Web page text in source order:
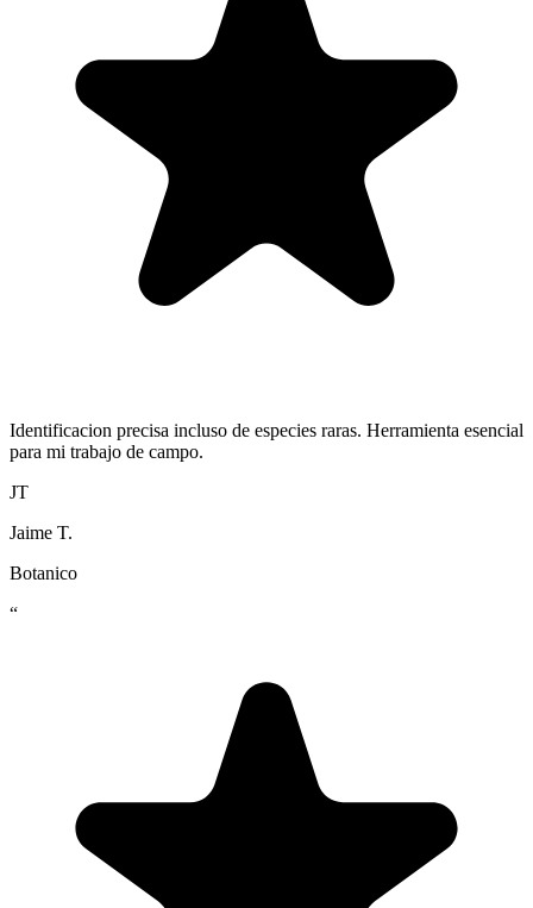
Identificacion precisa incluso de especies raras. Herramienta esencial
para mi trabajo de campo.
JT
Jaime T.
Botanico
“